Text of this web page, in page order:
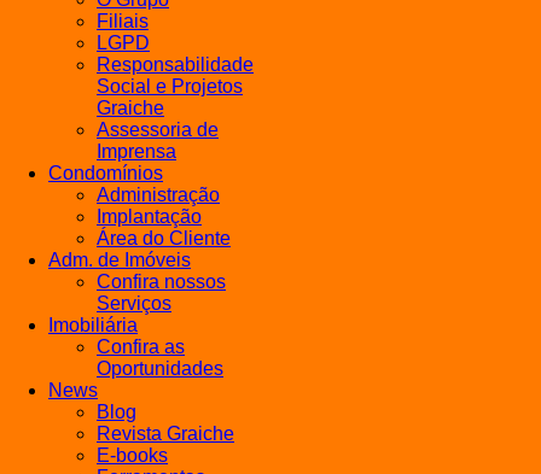
Filiais
LGPD
Responsabilidade
Social e Projetos
Graiche
Assessoria de
Imprensa
Condomínios
Administração
Implantação
Área do Cliente
Adm. de Imóveis
Confira nossos
Serviços
Imobiliária
Confira as
Oportunidades
News
Blog
Revista Graiche
E-books